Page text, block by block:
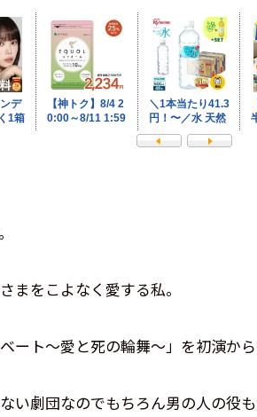
まをこよなく愛する私。
ート～愛と死の輪舞～」を初演から
い劇団なのでもちろん男の人の役